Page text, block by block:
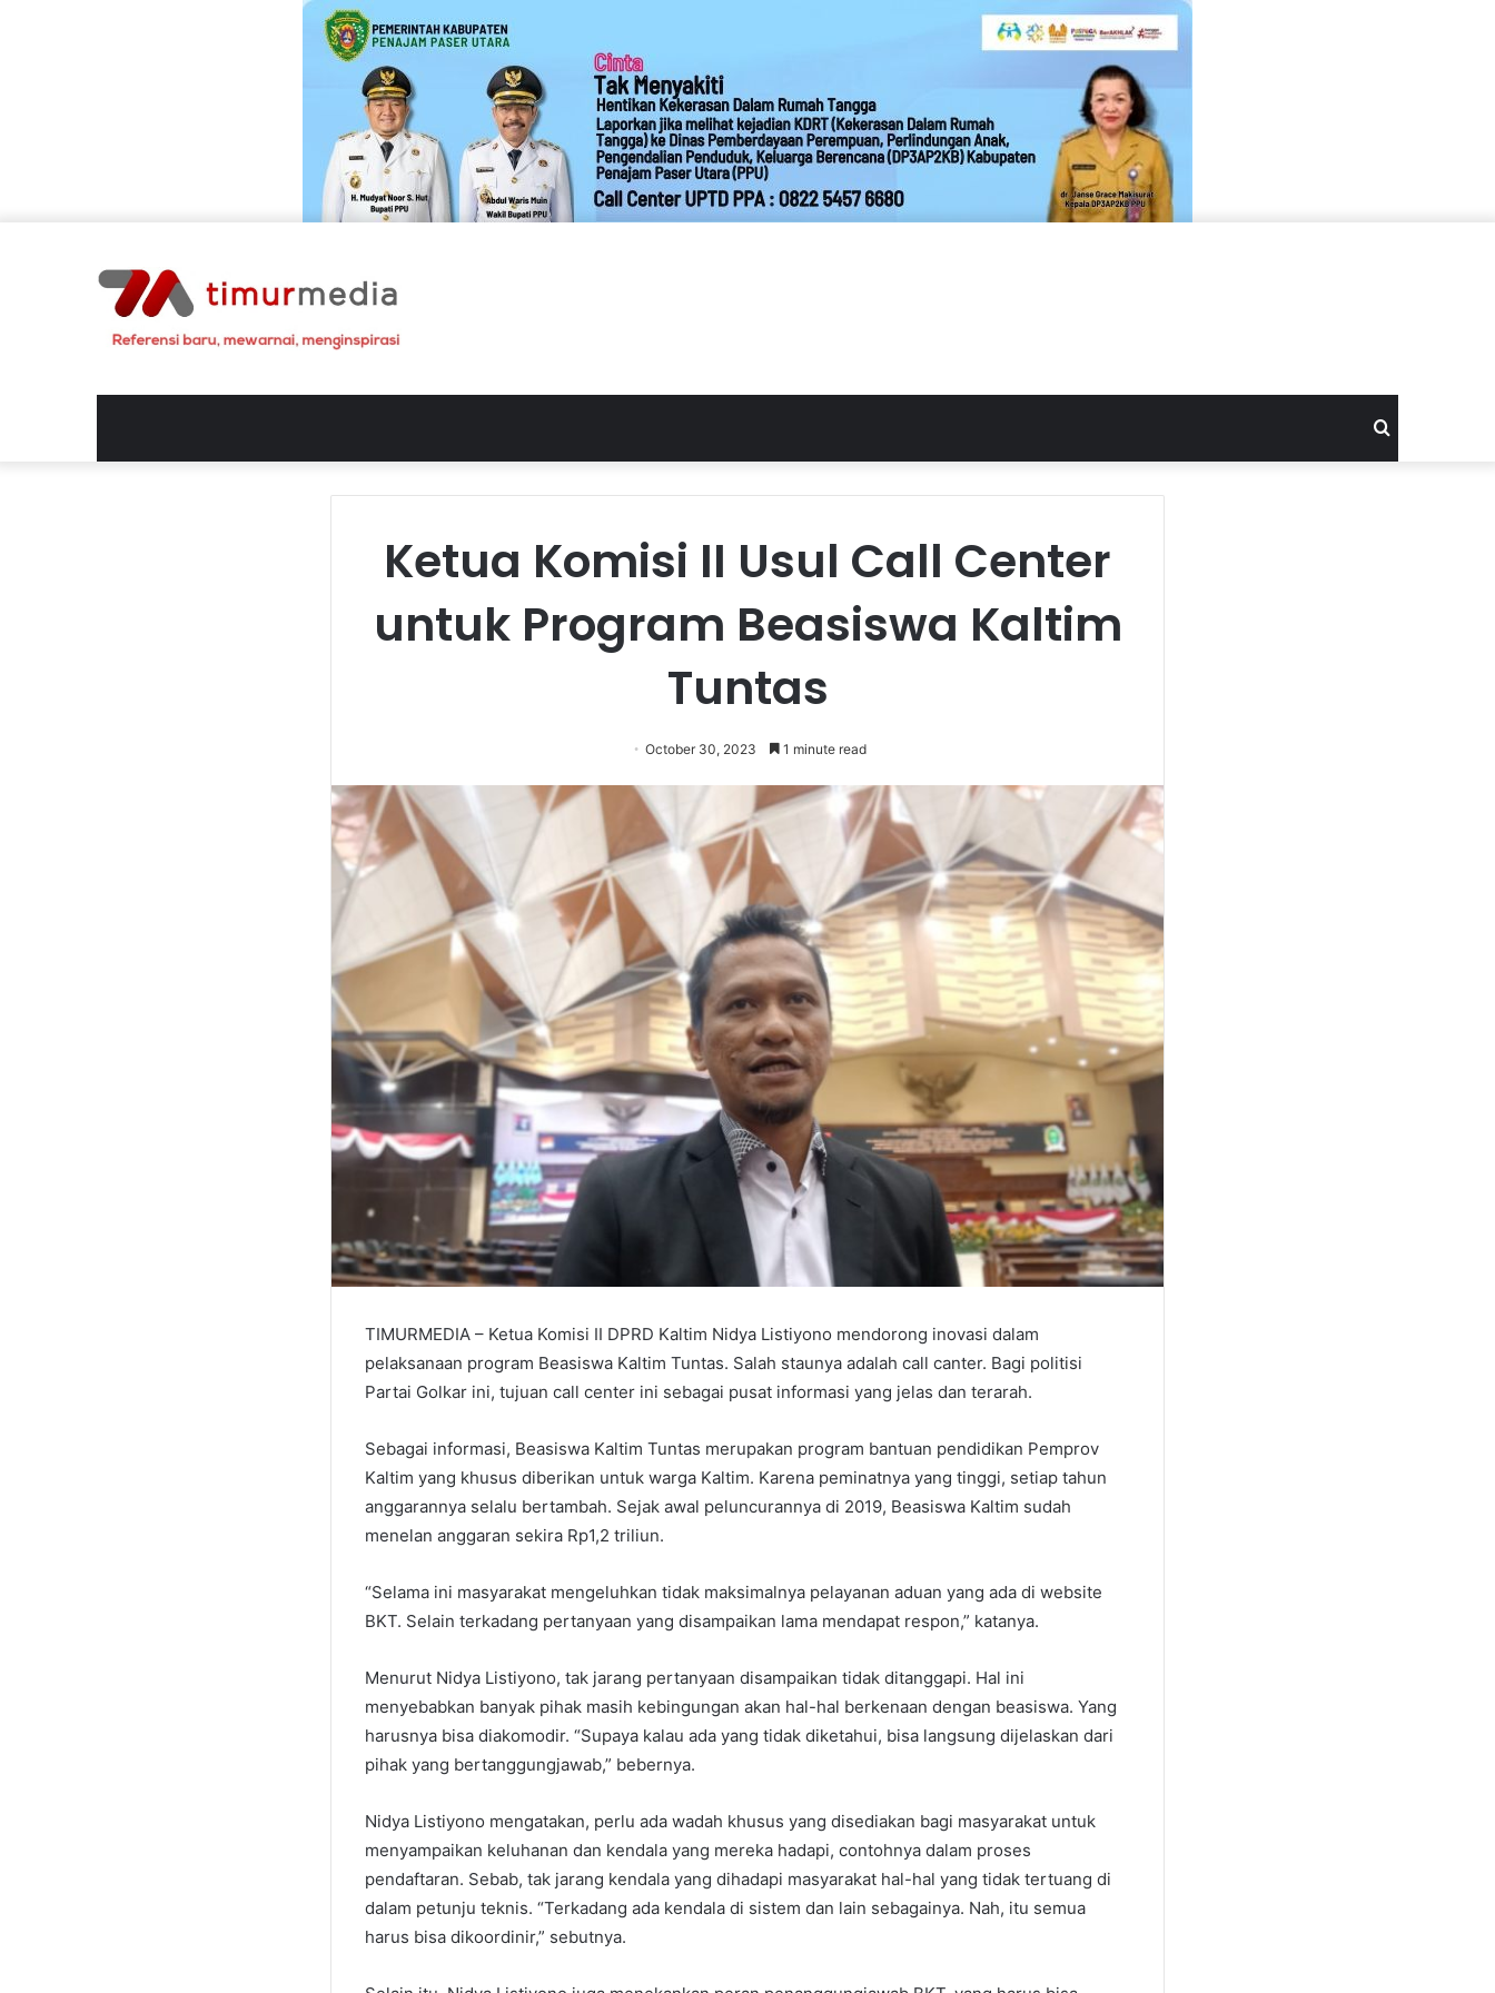
Ketua Komisi II Usul Call Center
untuk Program Beasiswa Kaltim
Tuntas
October 30, 2023 1 minute read
TIMURMEDIA – Ketua Komisi II DPRD Kaltim Nidya Listiyono mendorong inovasi dalam
pelaksanaan program Beasiswa Kaltim Tuntas. Salah staunya adalah call canter. Bagi politisi
Partai Golkar ini, tujuan call center ini sebagai pusat informasi yang jelas dan terarah.
Sebagai informasi, Beasiswa Kaltim Tuntas merupakan program bantuan pendidikan Pemprov
Kaltim yang khusus diberikan untuk warga Kaltim. Karena peminatnya yang tinggi, setiap tahun
anggarannya selalu bertambah. Sejak awal peluncurannya di 2019, Beasiswa Kaltim sudah
menelan anggaran sekira Rp1,2 triliun.
“Selama ini masyarakat mengeluhkan tidak maksimalnya pelayanan aduan yang ada di website
BKT. Selain terkadang pertanyaan yang disampaikan lama mendapat respon,” katanya.
Menurut Nidya Listiyono, tak jarang pertanyaan disampaikan tidak ditanggapi. Hal ini
menyebabkan banyak pihak masih kebingungan akan hal-hal berkenaan dengan beasiswa. Yang
harusnya bisa diakomodir. “Supaya kalau ada yang tidak diketahui, bisa langsung dijelaskan dari
pihak yang bertanggungjawab,” bebernya.
Nidya Listiyono mengatakan, perlu ada wadah khusus yang disediakan bagi masyarakat untuk
menyampaikan keluhanan dan kendala yang mereka hadapi, contohnya dalam proses
pendaftaran. Sebab, tak jarang kendala yang dihadapi masyarakat hal-hal yang tidak tertuang di
dalam petunju teknis. “Terkadang ada kendala di sistem dan lain sebagainya. Nah, itu semua
harus bisa dikoordinir,” sebutnya.